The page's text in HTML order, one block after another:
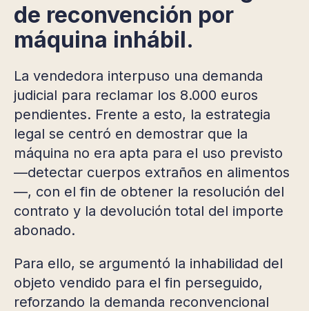
de reconvención por
máquina inhábil.
La vendedora interpuso una demanda
judicial para reclamar los 8.000 euros
pendientes. Frente a esto, la estrategia
legal se centró en demostrar que la
máquina no era apta para el uso previsto
—detectar cuerpos extraños en alimentos
—, con el fin de obtener la resolución del
contrato y la devolución total del importe
abonado.
Para ello, se argumentó la inhabilidad del
objeto vendido para el fin perseguido,
reforzando la demanda reconvencional